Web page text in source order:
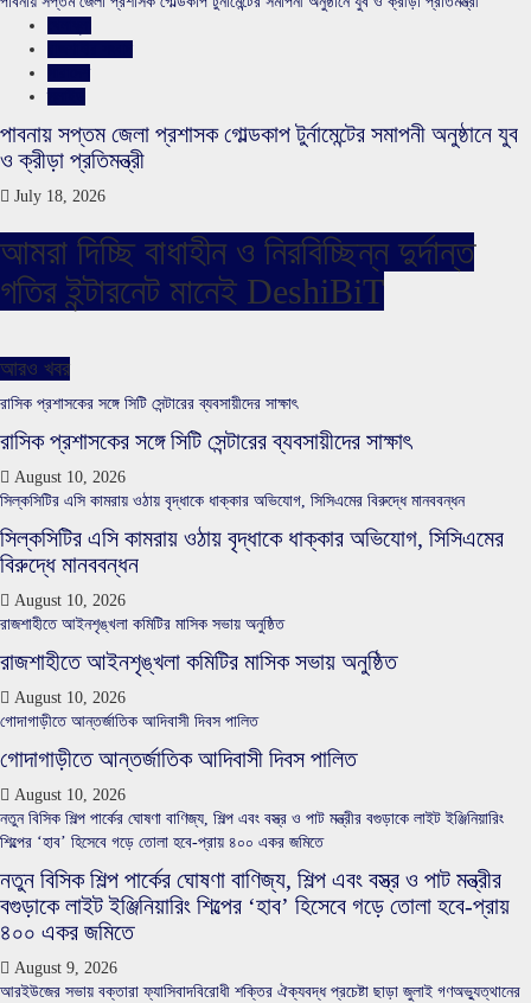
পাবনায় সপ্তম জেলা প্রশাসক গোল্ডকাপ টুর্নামেন্টের সমাপনী অনুষ্ঠানে যুব
ও ক্রীড়া প্রতিমন্ত্রী
July 18, 2026
আমরা দিচ্ছি বাধাহীন ও নিরবিচ্ছিন্ন দুর্দান্ত
গতির ইন্টারনেট মানেই DeshiBiT
আরও খবর
রাসিক প্রশাসকের সঙ্গে সিটি সেন্টারের ব্যবসায়ীদের সাক্ষাৎ
রাসিক প্রশাসকের সঙ্গে সিটি সেন্টারের ব্যবসায়ীদের সাক্ষাৎ
August 10, 2026
সিল্কসিটির এসি কামরায় ওঠায় বৃদ্ধাকে ধাক্কার অভিযোগ, সিসিএমের বিরুদ্ধে মানববন্ধন
সিল্কসিটির এসি কামরায় ওঠায় বৃদ্ধাকে ধাক্কার অভিযোগ, সিসিএমের
বিরুদ্ধে মানববন্ধন
August 10, 2026
রাজশাহীতে আইনশৃঙ্খলা কমিটির মাসিক সভায় অনুষ্ঠিত
রাজশাহীতে আইনশৃঙ্খলা কমিটির মাসিক সভায় অনুষ্ঠিত
August 10, 2026
গোদাগাড়ীতে আন্তর্জাতিক আদিবাসী দিবস পালিত
গোদাগাড়ীতে আন্তর্জাতিক আদিবাসী দিবস পালিত
August 10, 2026
নতুন বিসিক শিল্প পার্কের ঘোষণা বাণিজ্য, শিল্প এবং বস্ত্র ও পাট মন্ত্রীর বগুড়াকে লাইট ইঞ্জিনিয়ারিং
শিল্পের ‘হাব’ হিসেবে গড়ে তোলা হবে-প্রায় ৪০০ একর জমিতে
নতুন বিসিক শিল্প পার্কের ঘোষণা বাণিজ্য, শিল্প এবং বস্ত্র ও পাট মন্ত্রীর
বগুড়াকে লাইট ইঞ্জিনিয়ারিং শিল্পের ‘হাব’ হিসেবে গড়ে তোলা হবে-প্রায়
৪০০ একর জমিতে
August 9, 2026
আরইউজের সভায় বক্তারা ফ্যাসিবাদবিরোধী শক্তির ঐক্যবদ্ধ প্রচেষ্টা ছাড়া জুলাই গণঅভ্যুত্থানের